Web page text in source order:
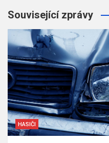
Související zprávy
HASIČI